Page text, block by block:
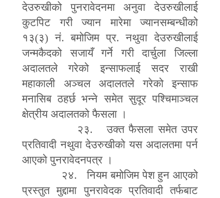
देउरुखीको पुनरावेदनमा अनुवा देउरुखीलाई
कुटपिट गरी ज्यान मारेमा ज्यानसम्बन्धीको
१३(३) नं. बमोजिम प्र. नथुवा देउरुखीलाई
जन्मकैदको सजायँ गर्ने गरी दार्चुला जिल्ला
अदालतले गरेको इन्साफलाई सदर राखी
महाकाली अञ्चल अदालतले गरेको इन्साफ
मनासिब ठहर्छ भन्ने समेत सुदूर पश्चिमाञ्चल
क्षेत्रीय अदालतको फैसला ।
२३. उक्त फैसला समेत उपर
प्रतिवादी नथुवा देउरुखीको यस अदालतमा पर्न
आएको पुनरावेदनपत्र ।
२४. नियम बमोजिम पेश हुन आएको
प्रस्तुत मुद्दामा पुनरावेदक प्रतिवादी तर्फबाट